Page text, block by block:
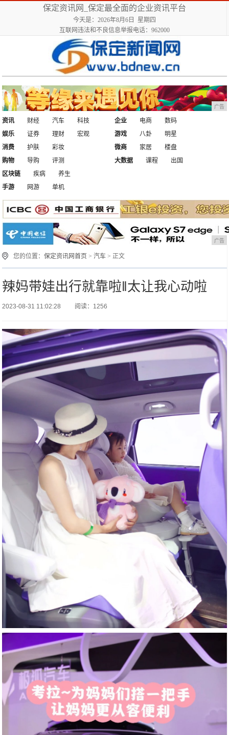
保定资讯网_保定最全面的企业资讯平台
今天是：2026年8月6日 星期四
互联网违法和不良信息举报电话：962000
广告
资讯 财经 汽车
科技
娱乐
证券 理财 宏观
企业 电商
数码
游戏
八卦
明星
消费
护肤
彩妆
购物
导购 评测
微商 家居
楼盘
大数据
课程
出国
区块链
疾病
养生
手游
网游 单机
广告
您的位置：保定资讯网首页 >汽车 > 正文
辣妈带娃出行就靠啦‖太让我心动啦
2023-08-31 11:02:28 阅读：1256